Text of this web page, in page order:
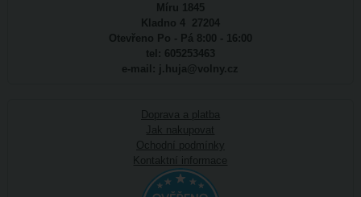
Míru 1845
Kladno 4 27204
Otevřeno Po - Pá 8:00 - 16:00
tel: 605253463
e-mail: j.huja@volny.cz
Doprava a platba
Jak nakupovat
Ochodní podmínky
Kontaktní informace